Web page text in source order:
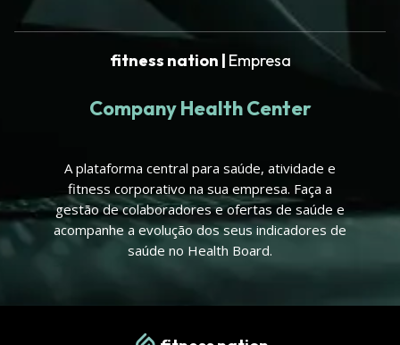
fitness nation | Empresa
Company Health Center
A plataforma central para saúde, atividade e
fitness corporativo na sua empresa. Faça a
gestão de colaboradores e ofertas de saúde e
acompanhe a evolução dos seus indicadores de
saúde no Health Board.